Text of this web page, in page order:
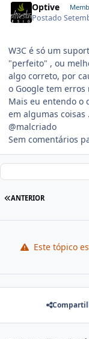
Optive
Postado
W3C é só um
"perfeito" , ou
algo correto, por
o Google tem erros
Mais eu entendo o
em algumas coisas .
@malcriado
Sem comentários
ANTERIOR
Este tópico